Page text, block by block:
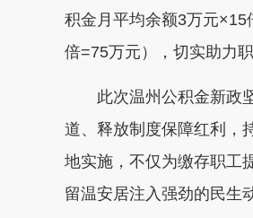
积金月平均余额3万元
倍=75万元），切实助力
此次温州公积金新政
道、释放制度保障红利，
地实施，不仅为缴存职工
留温安居注入强劲的民生